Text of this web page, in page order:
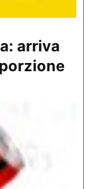
arriva